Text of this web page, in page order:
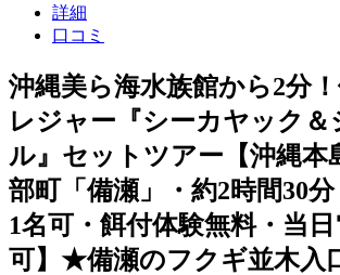
詳細
口コミ
沖縄美ら海水族館から2分
レジャー『シーカヤック＆
ル』セットツアー【沖縄本
部町「備瀬」・約2時間30分
1名可・餌付体験無料・当
可】★備瀬のフクギ並木入